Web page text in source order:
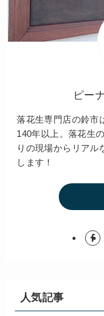
ピー
落花生専門店の鈴市
140年以上。落花生
りの現場からリアル
します！
人気記事